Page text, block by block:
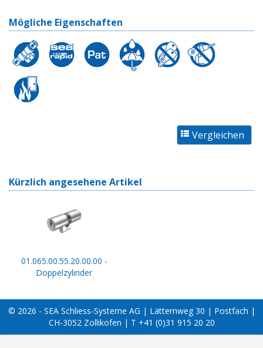
Mögliche Eigenschaften
Kürzlich angesehene Artikel
01.065.00.55.20.00.00 -
Doppelzylinder
© 2026 - SEA Schliess-Systeme AG | Lätternweg 30 | Postfach |
CH-3052 Zollikofen | T +41 (0)31 915 20 20